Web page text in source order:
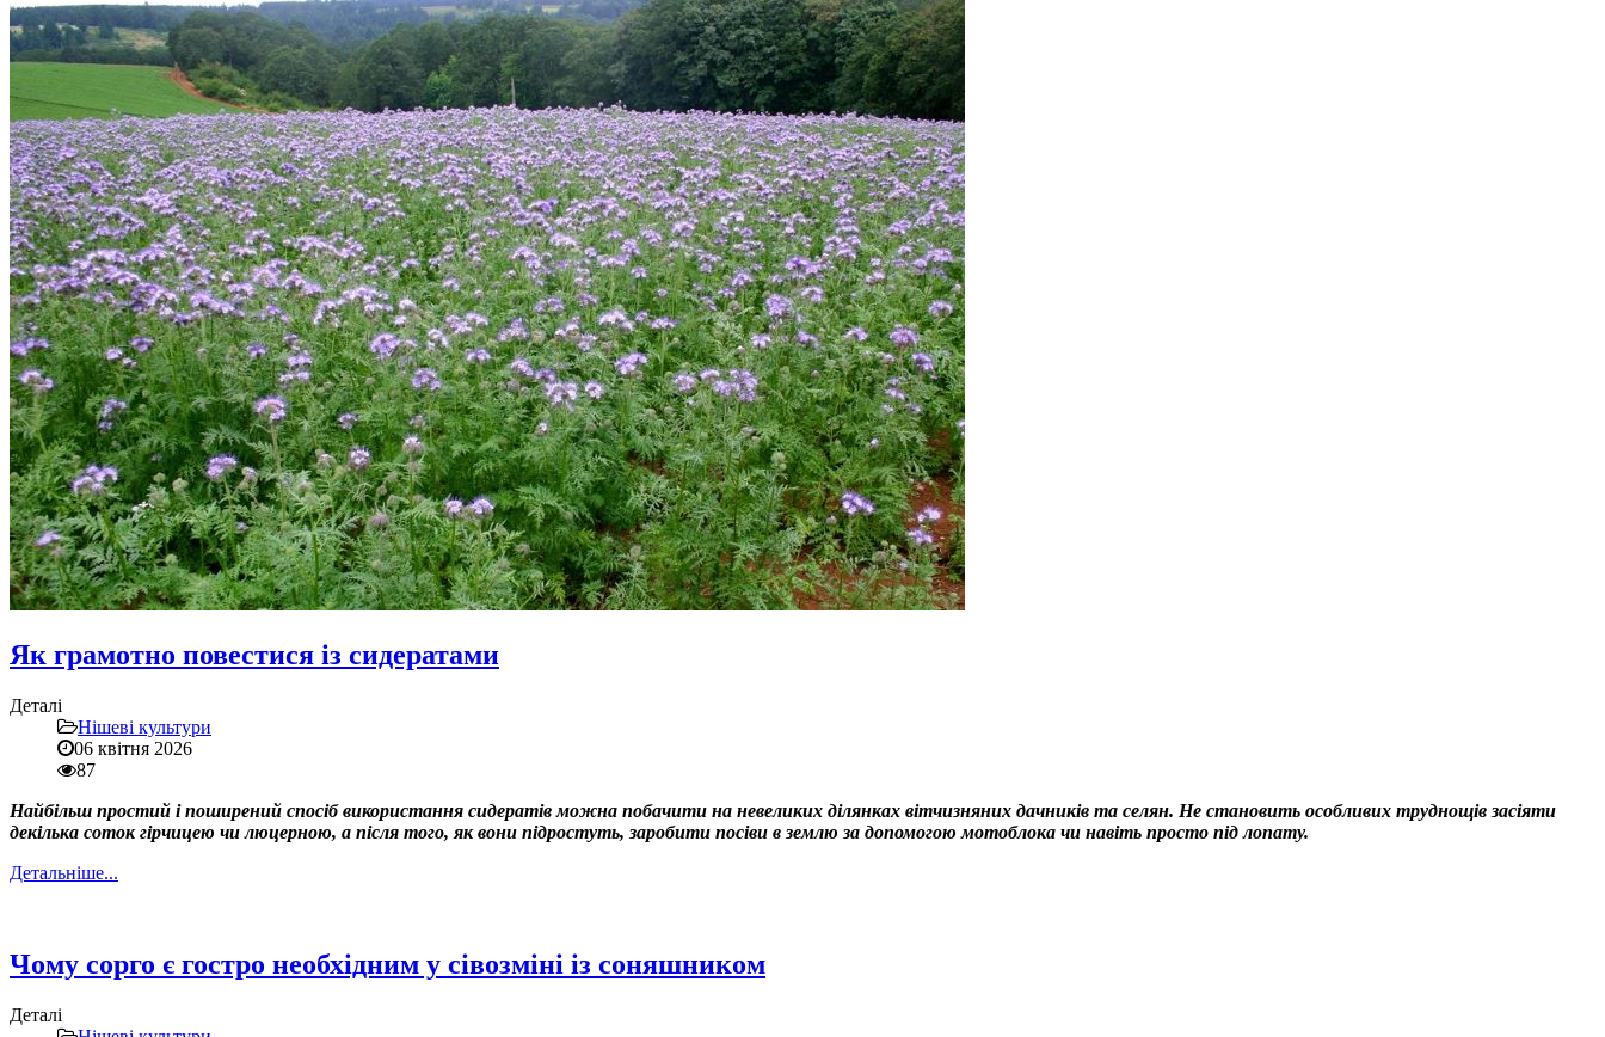
Як грамотно повестися із сидератами
Деталі
Нішеві культури
06 квітня 2026
87
Найбільш простий і поширений спосіб використання сидератів можна побачити на невеликих ділянках вітчизняних дачників та селян. Не становить особливих труднощів засіяти
декілька соток гірчицею чи люцерною, а після того, як вони підростуть, заробити посіви в землю за допомогою мотоблока чи навіть просто під лопату.
Детальніше...
Чому сорго є гостро необхідним у сівозміні із соняшником
Деталі